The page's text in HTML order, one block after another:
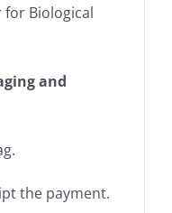
for Biological
and
the payment.